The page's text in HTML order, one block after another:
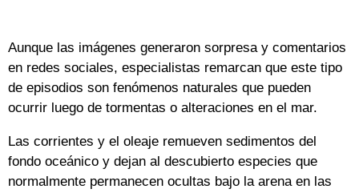
Aunque las imágenes generaron sorpresa y comentarios
en redes sociales, especialistas remarcan que este tipo
de episodios son fenómenos naturales que pueden
ocurrir luego de tormentas o alteraciones en el mar.
Las corrientes y el oleaje remueven sedimentos del
fondo oceánico y dejan al descubierto especies que
normalmente permanecen ocultas bajo la arena en las